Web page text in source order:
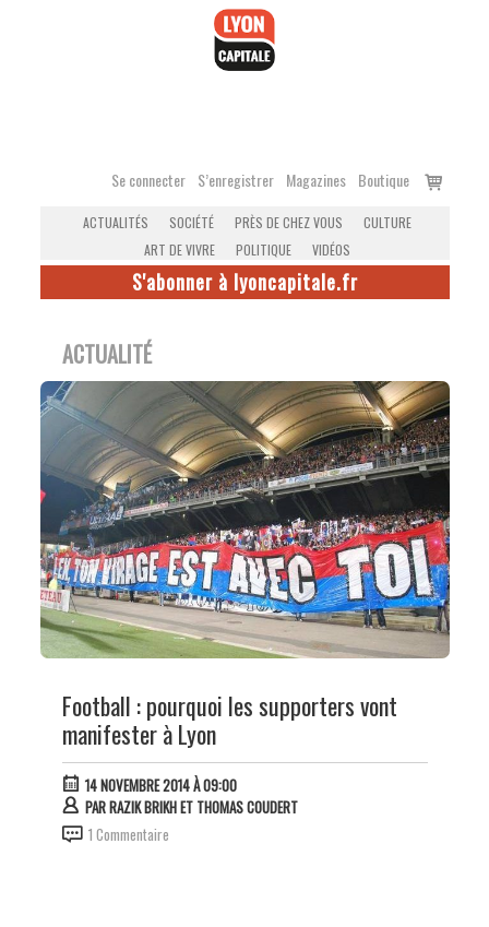
Se connecter S’enregistrer Magazines Boutique
Voir
ACTUALITÉS SOCIÉTÉ PRÈS DE CHEZ VOUS
CULTURE
ART DE VIVRE
POLITIQUE VIDÉOS
S'abonner à lyoncapitale.fr
ACTUALITÉ
Football : pourquoi les supporters vont
manifester à Lyon
14 NOVEMBRE 2014 À 09:00
PARRAZIK BRIKH ET THOMAS COUDERT
1 Commentaire